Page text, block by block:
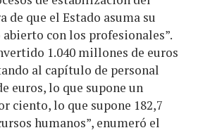
de que el Estado asuma su
con los profesionales”.
1.040 millones de euros
al capítulo de personal
euros, lo que supone un
ciento, lo que supone 182,7
humanos”, enumeró el